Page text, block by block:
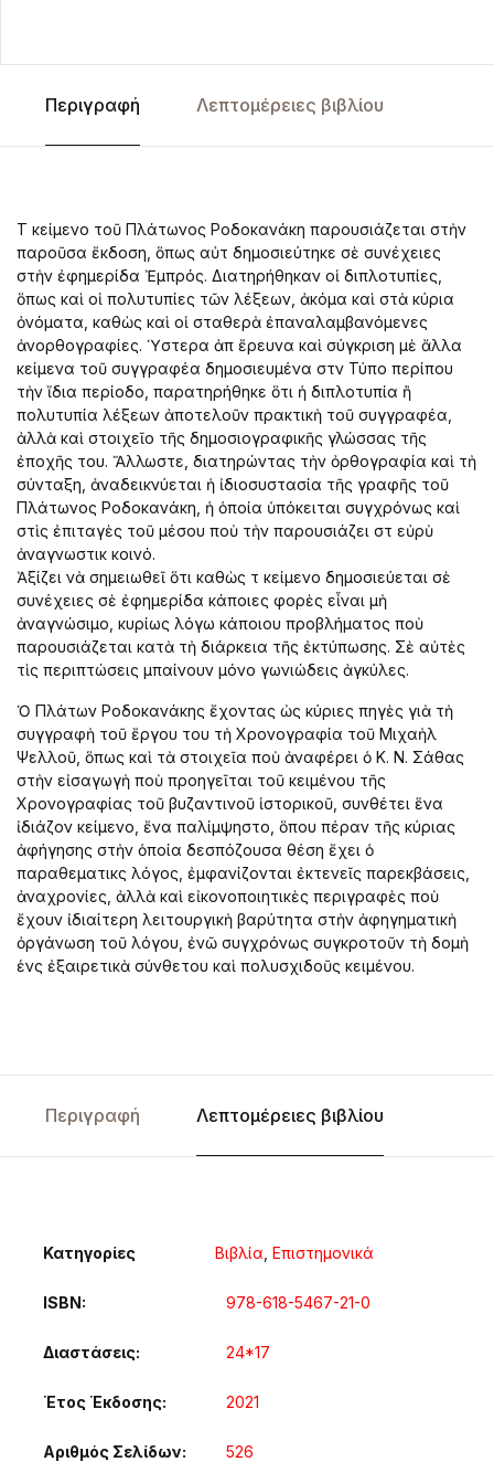
Περιγραφή Λεπτομέρειες βιβλίου
Τὸ κείμενο τοῦ Πλάτωνος Ροδοκανάκη παρουσιάζεται στὴν
παροῦσα ἔκδοση, ὅπως αὐτὸ δημοσιεύτηκε σὲ συνέχειες
στὴν ἐφημερίδα Ἐμπρός. Διατηρήθηκαν οἱ διπλοτυπίες,
ὅπως καὶ οἱ πολυτυπίες τῶν λέξεων, ἀκόμα καὶ στὰ κύρια
ὀνόματα, καθὼς καὶ οἱ σταθερὰ ἐπαναλαμβανόμενες
ἀνορθογραφίες. Ὑστερα ἀπὸ ἔρευνα καὶ σύγκριση μὲ ἄλλα
κείμενα τοῦ συγγραφέα δημοσιευμένα στὸν Τύπο περίπου
τὴν ἴδια περίοδο, παρατηρήθηκε ὅτι ἡ διπλοτυπία ἢ
πολυτυπία λέξεων ἀποτελοῦν πρακτικὴ τοῦ συγγραφέα,
ἀλλὰ καὶ στοιχεῖο τῆς δημοσιογραφικῆς γλώσσας τῆς
ἐποχῆς του. Ἄλλωστε, διατηρώντας τὴν ὀρθογραφία καὶ τὴ
σύνταξη, ἀναδεικνύεται ἡ ἰδιοσυστασία τῆς γραφῆς τοῦ
Πλάτωνος Ροδοκανάκη, ἡ ὁποία ὑπόκειται συγχρόνως καὶ
στὶς ἐπιταγὲς τοῦ μέσου ποὺ τὴν παρουσιάζει στὸ εὐρὺ
ἀναγνωστικὸ κοινό.
Ἀξίζει νὰ σημειωθεῖ ὅτι καθὼς τὸ κείμενο δημοσιεύεται σὲ
συνέχειες σὲ ἐφημερίδα κάποιες φορὲς εἶναι μὴ
ἀναγνώσιμο, κυρίως λόγω κάποιου προβλήματος ποὺ
παρουσιάζεται κατὰ τὴ διάρκεια τῆς ἐκτύπωσης. Σὲ αὐτὲς
τὶς περιπτώσεις μπαίνουν μόνο γωνιώδεις ἀγκύλες.
Ὁ Πλάτων Ροδοκανάκης ἔχοντας ὠς κύριες πηγὲς γιὰ τὴ
συγγραφὴ τοῦ ἔργου του τὴ Χρονογραφία τοῦ Μιχαὴλ
Ψελλοῦ, ὅπως καὶ τὰ στοιχεῖα ποὺ ἀναφέρει ὁ Κ. Ν. Σάθας
στὴν εἰσαγωγὴ ποὺ προηγεῖται τοῦ κειμένου τῆς
Χρονογραφίας τοῦ βυζαντινοῦ ἱστορικοῦ, συνθέτει ἕνα
ἰδιάζον κείμενο, ἔνα παλίμψηστο, ὅπου πέραν τῆς κύριας
ἀφήγησης στὴν ὁποία δεσπόζουσα θέση ἔχει ὁ
παραθεματικὸς λόγος, ἐμφανίζονται ἐκτενεῖς παρεκβάσεις,
ἀναχρονίες, ἀλλὰ καὶ εἰκονοποιητικὲς περιγραφὲς ποὺ
ἔχουν ἰδιαίτερη λειτουργικὴ βαρύτητα στὴν ἀφηγηματικὴ
ὀργάνωση τοῦ λόγου, ἐνῶ συγχρόνως συγκροτοῦν τὴ δομὴ
ἑνὸς ἐξαιρετικὰ σύνθετου καὶ πολυσχιδοῦς κειμένου.
Περιγραφή Λεπτομέρειες βιβλίου
Κατηγορίες Βιβλία Επιστημονικά
ISBN 978-618-5467-21-0
Διαστάσεις 24*17
Έτος Έκδοσης 2021
Αριθμός Σελίδων 526